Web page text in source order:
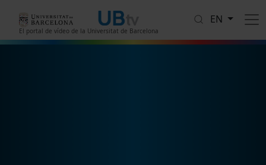
El portal de vídeo de la Universitat de Barcelona
EN